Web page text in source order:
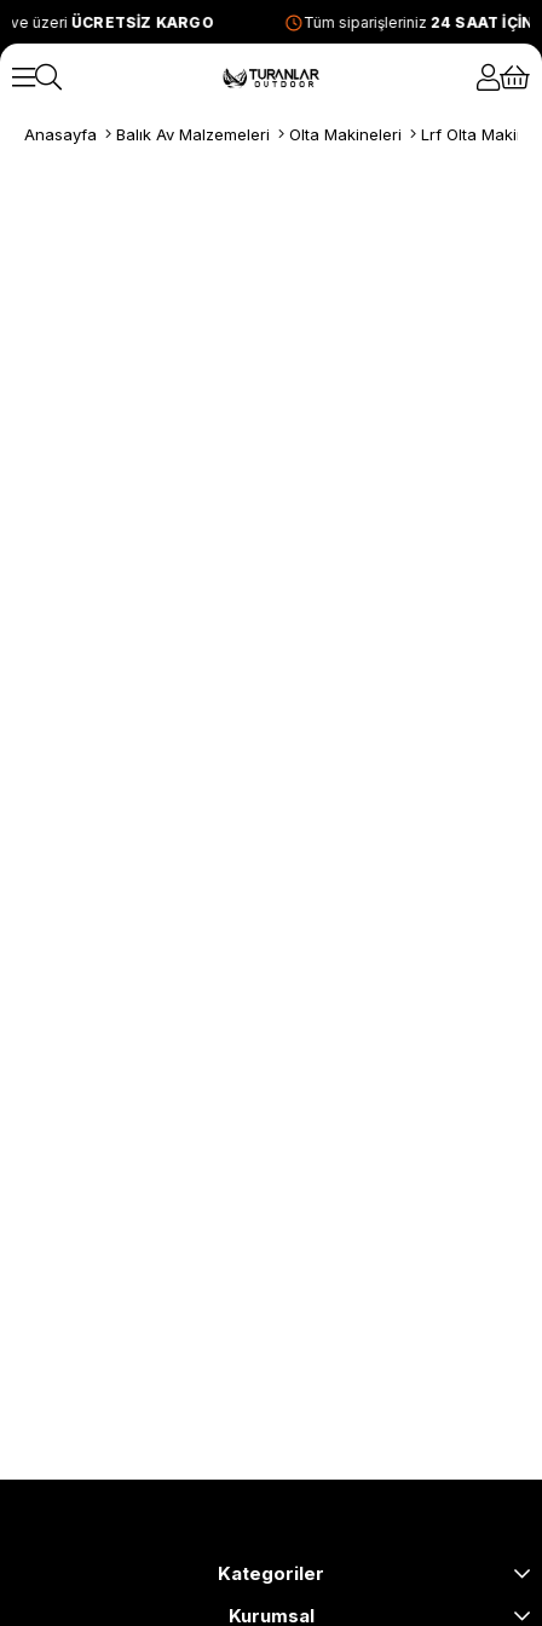
ve üzeri ÜCRETSİZ KARGO Tüm siparişleriniz 24 SAAT
Anasayfa Balık Av Malzemeleri Olta Makineleri Lrf Olta
Kategoriler
Kurumsal